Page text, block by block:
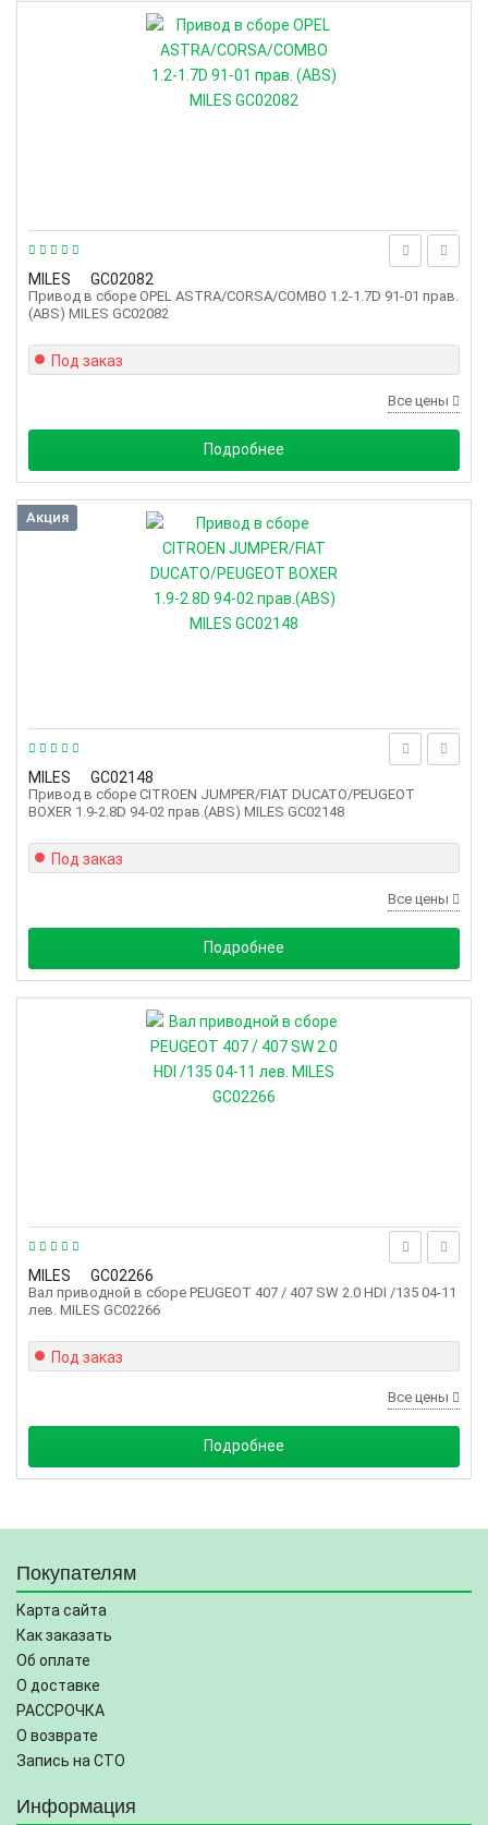
MILES GC02082
Привод в сборе OPEL ASTRA/CORSA/COMBO 1.2-1.7D 91-01 прав.
(ABS) MILES GC02082
Под заказ
Все цены
Подробнее
MILES GC02148
Привод в сборе CITROEN JUMPER/FIAT DUCATO/PEUGEOT
BOXER 1.9-2.8D 94-02 прав.(ABS) MILES GC02148
Акция
Под заказ
Все цены
Подробнее
MILES GC02266
Вал приводной в сборе PEUGEOT 407 / 407 SW 2.0 HDI /135 04-11
лев. MILES GC02266
Под заказ
Все цены
Подробнее
Покупателям
Карта сайта
Как заказать
Об оплате
О доставке
РАССРОЧКА
О возврате
Запись на СТО
Информация